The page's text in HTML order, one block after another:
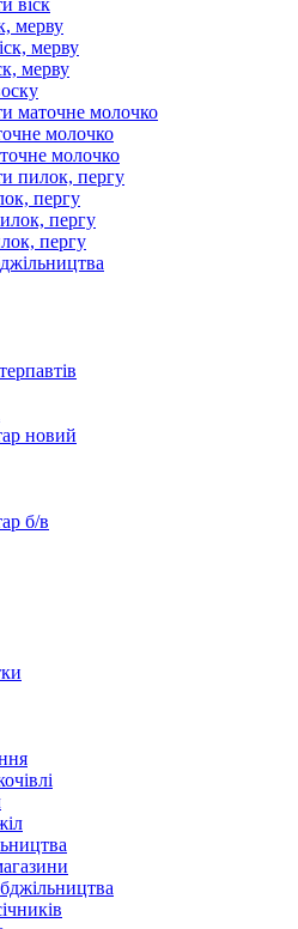
віск
мерву
мерву
мерву
маточне молочко
молочко
молочко
пилок, пергу
пергу
пергу
пергу
новий
б/в